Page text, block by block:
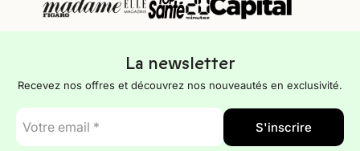
La newsletter
Recevez nos offres et découvrez nos nouveautés en exclusivité.
E-
mail
*
S'inscrire